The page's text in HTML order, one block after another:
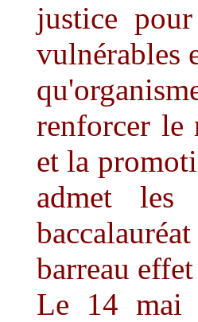
justice
vulnérables
renforcer le
et la
admet les
barreau
Le 14 mai